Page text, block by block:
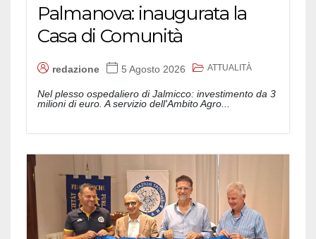
Palmanova: inaugurata la
Casa di Comunità
redazione 5 Agosto 2026 ATTUALITÀ
Nel plesso ospedaliero di Jalmicco: investimento da 3
milioni di euro. A servizio dell'Ambito Agro...